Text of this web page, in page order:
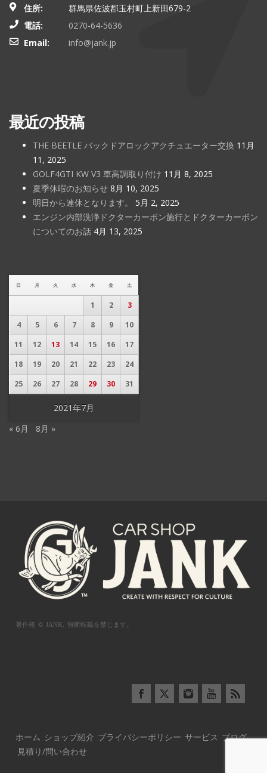
住所:
群馬県佐波郡玉村町上新田679-2
電話:
0270-64-5636
Email:
info@jank.jp
最近の投稿
THE BEETLE バックドアロックアクチュエーター交換 11月
11, 2025
GOLF4GTI KW V3 車高調取り付け 11月 8, 2025
夏季休暇のお知らせ 8月 10, 2025
明日から連休となります。
5月 2, 2025
エンジン内部洗浄ドクターカーボン施行とドクターカーボン
についてのお話 4月 13, 2025
2021年7月
日 月 火 水 木 金 土
1 2
3
4
5 6 7 8 9
10
11
12 13 14 15 16
17
18
19 20 21 22 23
24
25
26 27 28 29 30 31
« 6月 8月 »
著作権 © JANK. 無断転載を禁じます。
ホーム ショップ紹介 プライバシーポリシー サービス ブログ
見積り/問い合わせ